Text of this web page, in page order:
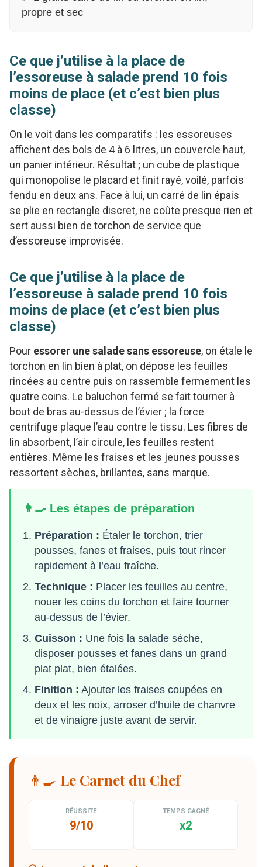
propre et sec
Ce que j’utilise à la place de
l’essoreuse à salade prend 10 fois
moins de place (et c’est bien plus
classe)
On le voit dans les comparatifs : les essoreuses
affichent des bols de 4 à 6 litres, un couvercle haut,
un panier intérieur. Résultat ; un cube de plastique
qui monopolise le placard et finit rayé, voilé, parfois
fendu en deux ans. Face à lui, un carré de lin épais
se plie en rectangle discret, ne coûte presque rien et
sert aussi bien de torchon de service que
d’essoreuse improvisée.
Ce que j’utilise à la place de
l’essoreuse à salade prend 10 fois
moins de place (et c’est bien plus
classe)
Pour essorer une salade sans essoreuse, on étale le
torchon en lin bien à plat, on dépose les feuilles
rincées au centre puis on rassemble fermement les
quatre coins. Le baluchon fermé se fait tourner à
bout de bras au-dessus de l’évier ; la force
centrifuge plaque l’eau contre le tissu. Les fibres de
lin absorbent, l’air circule, les feuilles restent
entières. Même les fraises et les jeunes pousses
ressortent sèches, brillantes, sans marque.
👨‍🍳 Les étapes de préparation
Préparation : Étaler le torchon, trier
pousses, fanes et fraises, puis tout rincer
rapidement à l’eau fraîche.
Technique : Placer les feuilles au centre,
nouer les coins du torchon et faire tourner
au-dessus de l’évier.
Cuisson : Une fois la salade sèche,
disposer pousses et fanes dans un grand
plat plat, bien étalées.
Finition : Ajouter les fraises coupées en
deux et les noix, arroser d’huile de chanvre
et de vinaigre juste avant de servir.
👨‍🍳 Le Carnet du Chef
RÉUSSITE
9/10
TEMPS GAGNÉ
x2